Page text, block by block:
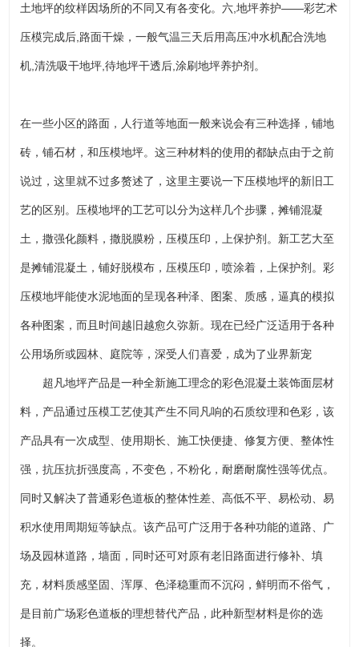
土地坪的纹样因场所的不同又有各变化。六,地坪养护——彩艺术
压模完成后,路面干燥，一般气温三天后用高压冲水机配合洗地
机,清洗吸干地坪,待地坪干透后,涂刷地坪养护剂。
在一些小区的路面，人行道等地面一般来说会有三种选择，铺地
砖，铺石材，和压模地坪。这三种材料的使用的都缺点由于之前
说过，这里就不过多赘述了，这里主要说一下压模地坪的新旧工
艺的区别。压模地坪的工艺可以分为这样几个步骤，摊铺混凝
土，撒强化颜料，撒脱膜粉，压模压印，上保护剂。新工艺大至
是摊铺混凝土，铺好脱模布，压模压印，喷涂着，上保护剂。彩
压模地坪能使水泥地面的呈现各种泽、图案、质感，逼真的模拟
各种图案，而且时间越旧越愈久弥新。现在已经广泛适用于各种
公用场所或园林、庭院等，深受人们喜爱，成为了业界新宠
超凡地坪产品是一种全新施工理念的彩色混凝土装饰面层材
料，产品通过压模工艺使其产生不同凡响的石质纹理和色彩，该
产品具有一次成型、使用期长、施工快便捷、修复方便、整体性
强，抗压抗折强度高，不变色，不粉化，耐磨耐腐性强等优点。
同时又解决了普通彩色道板的整体性差、高低不平、易松动、易
积水使用周期短等缺点。该产品可广泛用于各种功能的道路、广
场及园林道路，墙面，同时还可对原有老旧路面进行修补、填
充，材料质感坚固、浑厚、色泽稳重而不沉闷，鲜明而不俗气，
是目前广场彩色道板的理想替代产品，此种新型材料是你的选
择。